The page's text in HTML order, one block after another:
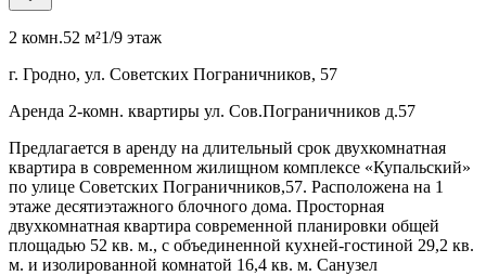
2 комн.52 м²1/9 этаж
г. Гродно, ул. Советских Пограничников, 57
Аренда 2-комн. квартиры ул. Сов.Пограничников д.57
Предлагается в аренду на длительный срок двухкомнатная
квартира в современном жилищном комплексе «Купальский»
по улице Советских Пограничников,57. Расположена на 1
этаже десятиэтажного блочного дома. Просторная
двухкомнатная квартира современной планировки общей
площадью 52 кв. м., с объединенной кухней-гостиной 29,2 кв.
м. и изолированной комнатой 16,4 кв. м. Санузел